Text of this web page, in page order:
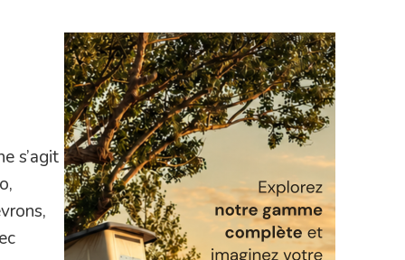
s’agit